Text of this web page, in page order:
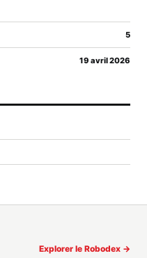
5
19 avril 2026
Explorer le Robodex →